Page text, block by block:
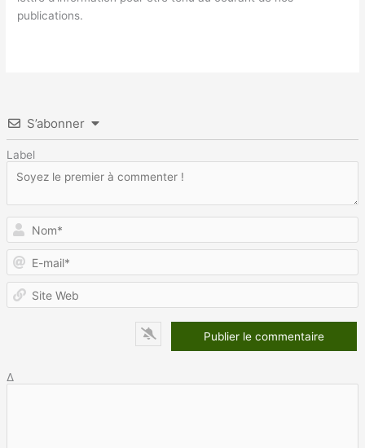
publications.
S’abonner
Label
Δ